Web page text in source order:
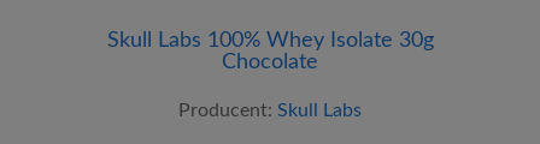
Skull Labs 100% Whey Isolate 30g
Chocolate
Producent: Skull Labs